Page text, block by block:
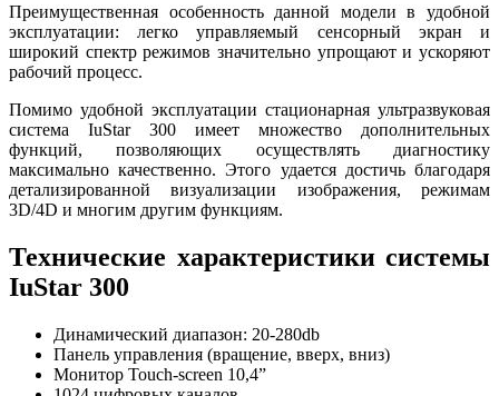
Преимущественная особенность данной модели в удобной
эксплуатации: легко управляемый сенсорный экран и
широкий спектр режимов значительно упрощают и ускоряют
рабочий процесс.
Помимо удобной эксплуатации стационарная ультразвуковая
система IuStar 300 имеет множество дополнительных
функций, позволяющих осуществлять диагностику
максимально качественно. Этого удается достичь благодаря
детализированной визуализации изображения, режимам
3D/4D и многим другим функциям.
Технические характеристики системы
IuStar 300
Динамический диапазон: 20-280db
Панель управления (вращение, вверх, вниз)
Монитор Touch-screen 10,4”